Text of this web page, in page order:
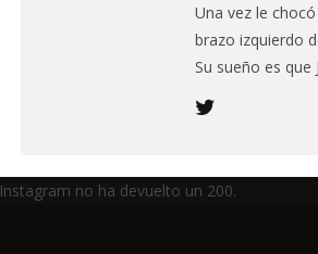
Una vez le
brazo izquierdo
Su sueño es
Instagram no ha devuelto un 200.